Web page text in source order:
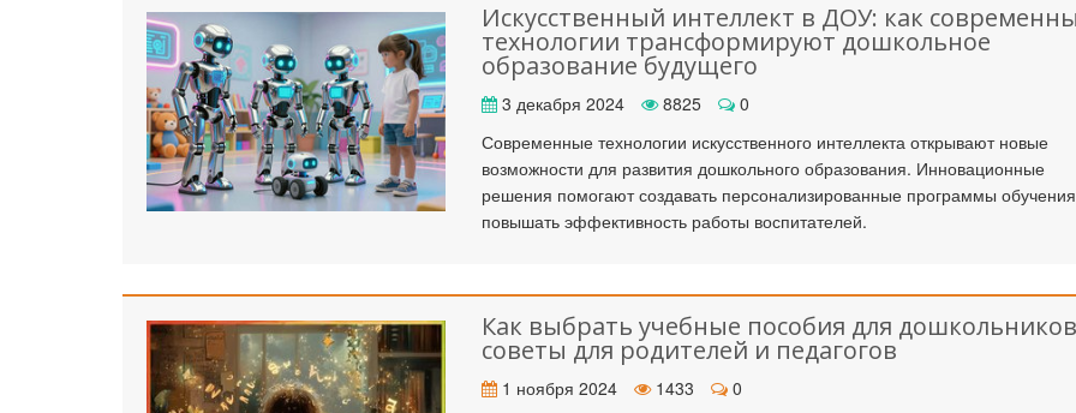
Искусственный интеллект в ДОУ: как
технологии трансформируют дошкольное
образование будущего
3 декабря 2024 8825
0
Современные технологии искусственного интеллекта открывают новые
возможности для развития дошкольного образования. Инновационные
решения помогают создавать персонализированные программы
повышать эффективность работы воспитателей.
Как выбрать учебные пособия для
советы для родителей и педагогов
1 ноября 2024 1433
0